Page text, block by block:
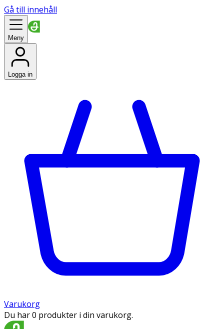
Gå till innehåll
Meny
Logga in
Varukorg
Du har 0 produkter i din varukorg.